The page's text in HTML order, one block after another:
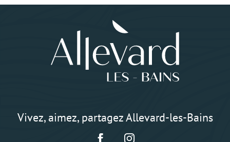
Vivez, aimez, partagez Allevard-les-Bains